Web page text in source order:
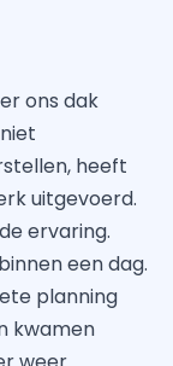
ons dak
heeft
uitgevoerd.
ervaring.
een dag.
planning
kwamen